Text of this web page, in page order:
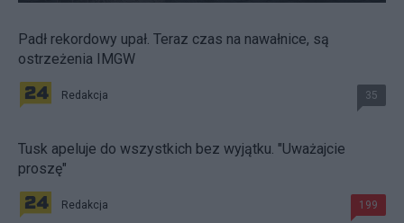
Padł rekordowy upał. Teraz czas na nawałnice, są
ostrzeżenia IMGW
Redakcja 35
Tusk apeluje do wszystkich bez wyjątku. "Uważajcie
proszę"
Redakcja 199